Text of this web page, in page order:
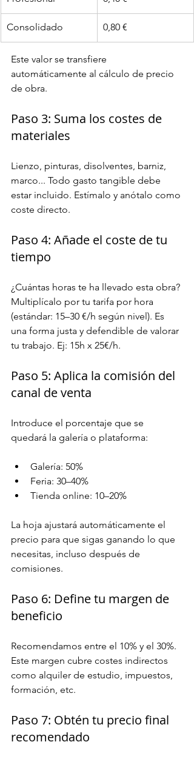
Consolidado 0,80 €
Este valor se transfiere
automáticamente al cálculo de precio
de obra.
Paso 3: Suma los costes de
materiales
Lienzo, pinturas, disolventes, barniz,
marco... Todo gasto tangible debe
estar incluido. Estímalo y anótalo como
coste directo.
Paso 4: Añade el coste de tu
tiempo
¿Cuántas horas te ha llevado esta obra?
Multiplícalo por tu tarifa por hora
(estándar: 15–30 €/h según nivel). Es
una forma justa y defendible de valorar
tu trabajo. Ej: 15h x 25€/h.
Paso 5: Aplica la comisión del
canal de venta
Introduce el porcentaje que se
quedará la galería o plataforma:
Galería: 50%
Feria: 30–40%
Tienda online: 10–20%
La hoja ajustará automáticamente el
precio para que sigas ganando lo que
necesitas, incluso después de
comisiones.
Paso 6: Define tu margen de
beneficio
Recomendamos entre el 10% y el 30%.
Este margen cubre costes indirectos
como alquiler de estudio, impuestos,
formación, etc.
Paso 7: Obtén tu precio final
recomendado